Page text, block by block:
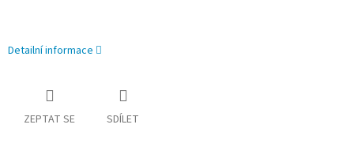
Detailní informace
ZEPTAT SE SDÍLET